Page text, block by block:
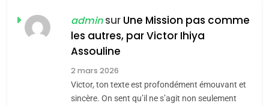
POURQUOI JE REVENDIQUE
MA JUDAÏTE par Thérèse
Zrihen-Dvir
ISRAÉL JUDAISME
CE QUI NOUS MANQUE –
Jacques Hadida
adminsur Une Mission pas comme
les autres, par Victor Ihiya
Assouline
2 mars 2026
Victor, ton texte est profondément émouvant et
sincère. On sent qu’il ne s’agit non seulement